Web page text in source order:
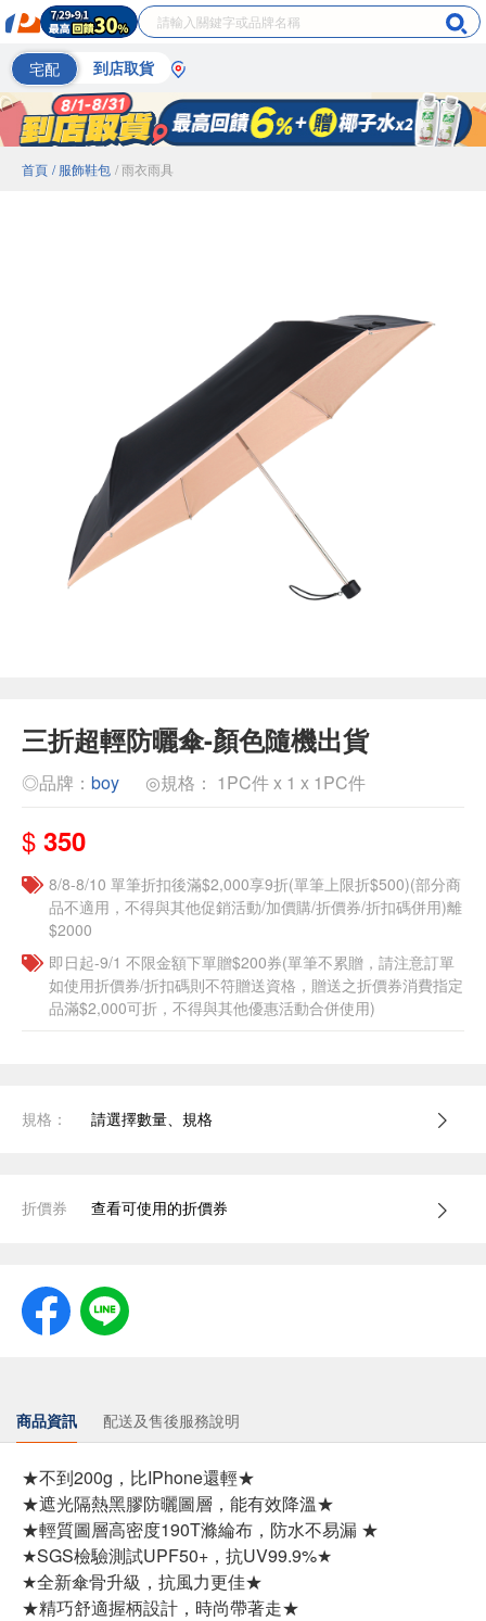
宅配 到店取貨
首頁 / 服飾鞋包 / 雨衣雨具
三折超輕防曬傘-顏色隨機出貨
◎品牌： boy ◎規格： 1PC件 x 1 x 1PC件
$ 350
8/8-8/10 單筆折扣後滿$2,000享9折(單筆上限折$500)(部分商
品不適用，不得與其他促銷活動/加價購/折價券/折扣碼併用)離
$2000
即日起-9/1 不限金額下單贈$200券(單筆不累贈，請注意訂單
如使用折價券/折扣碼則不符贈送資格，贈送之折價券消費指定
品滿$2,000可折，不得與其他優惠活動合併使用)
規格： 請選擇數量、規格
折價券 查看可使用的折價券
商品資訊 配送及售後服務說明
★不到200g，比IPhone還輕★
★遮光隔熱黑膠防曬圖層，能有效降溫★
★輕質圖層高密度190T滌綸布，防水不易漏 ★
★SGS檢驗測試UPF50+，抗UV99.9%★
★全新傘骨升級，抗風力更佳★
★精巧舒適握柄設計，時尚帶著走★